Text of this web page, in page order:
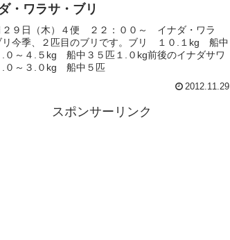
・ワラサ・ブリ
２９日（木）４便 ２２：００～ イナダ・ワラ
リ今季、２匹目のブリです。ブリ １０.１kg 船中
.０～４.５kg 船中３５匹１.０kg前後のイナダサワ
～３.０kg 船中５匹
2012.11.29
スポンサーリンク